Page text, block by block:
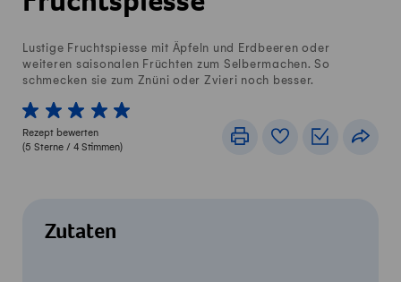
Lustige Fruchtspiesse mit Äpfeln und Erdbeeren oder
weiteren saisonalen Früchten zum Selbermachen. So
schmecken sie zum Znüni oder Zvieri noch besser.
1 von 5 Sterne
2 von 5 Sterne
3 von 5 Sterne
4 von 5 Sterne
5 von 5 Sterne
Rezept bewerten
(5 Sterne / 4 Stimmen)
DruckenRezeptbuch
Zutaten